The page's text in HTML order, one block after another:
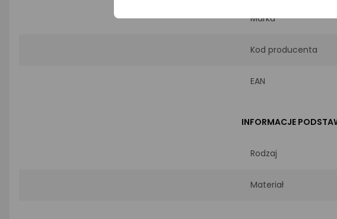
Marka
Kod producenta
EAN
INFORMACJE
Rodzaj
Materiał